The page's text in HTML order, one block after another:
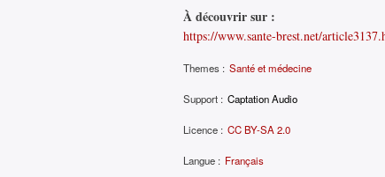
À découvrir sur :
https://www.sante-brest.net/
Themes : Santé et médecine
Support : Captation Audio
Licence : CC BY-SA 2.0
Langue : Français